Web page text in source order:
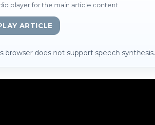
player for the main article content
ARTICLE
browser does not support speech synthesis.